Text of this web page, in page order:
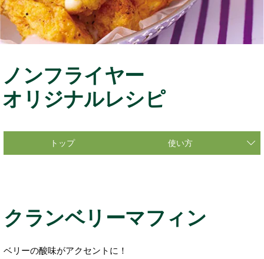
ノンフライヤー
オリジナルレシピ
トップ 使い方
クランベリーマフィン
ベリーの酸味がアクセントに！